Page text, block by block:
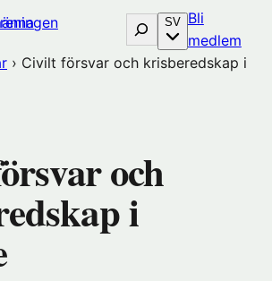
Sök SV Bli
medlem
› Civilt försvar och krisberedskap i
och
i